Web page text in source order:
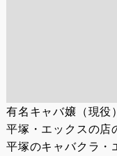
有名キャバ嬢（現役）
平塚・エックスの店
平塚のキャバクラ・